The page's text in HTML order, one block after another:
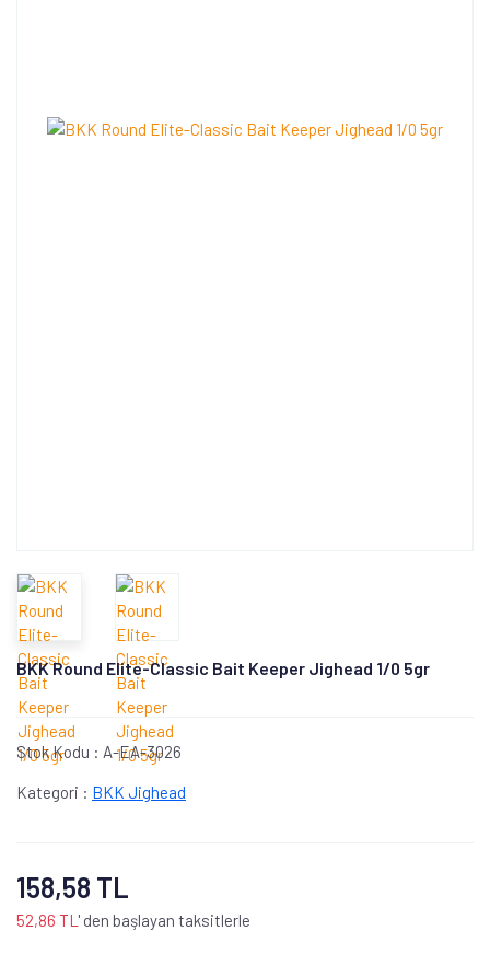
BKK Round Elite-Classic Bait Keeper Jighead 1/0 5gr
Stok Kodu : A-EA-3026
Kategori : BKK Jighead
158,58 TL
52,86 TL ' den başlayan taksitlerle